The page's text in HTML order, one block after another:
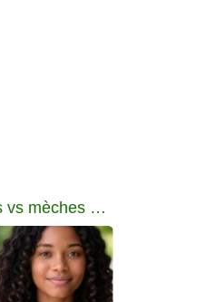
Cheveux naturels vs mèches artificielles